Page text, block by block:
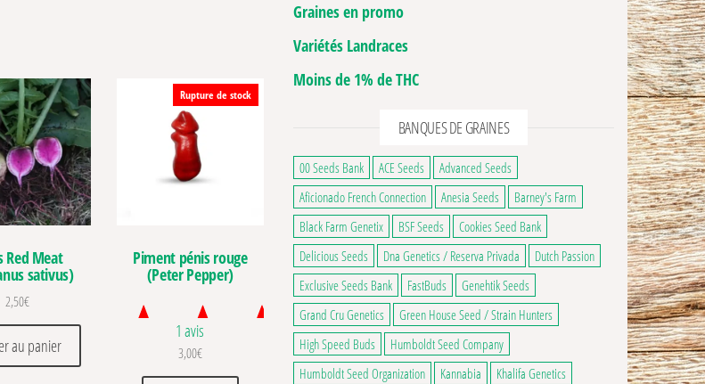
Red Meat
sativus)
2,50€
au panier
Rupture de stock
Piment pénis rouge
(Peter Pepper)
1 avis
3,00€
Graines en promo
Variétés Landraces
Moins de 1% de THC
BANQUES DE GRAINES
00 Seeds Bank ACE Seeds
Advanced Seeds
Aficionado French Connection
Anesia Seeds
Barney's Farm
Black Farm Genetix
BSF Seeds
Cookies Seed Bank
Delicious Seeds
Dna Genetics / Reserva Privada
Dutch Passion
Exclusive Seeds Bank
FastBuds
Genehtik Seeds
Grand Cru Genetics
Green House Seed / Strain Hunters
High Speed Buds
Humboldt Seed Company
Humboldt Seed Organization
Kannabia
Khalifa Genetics